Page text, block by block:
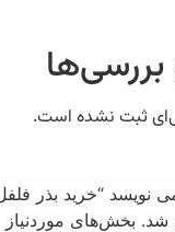
بررسی‌ها
ثبت نشده است.
“خرید بذر فلفل تند
شد. بخش‌های